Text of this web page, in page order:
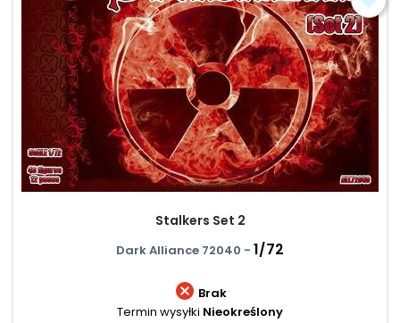
Stalkers Set 2
Dark Alliance 72040 - 1/72
 Brak
Termin wysyłki Nieokreślony